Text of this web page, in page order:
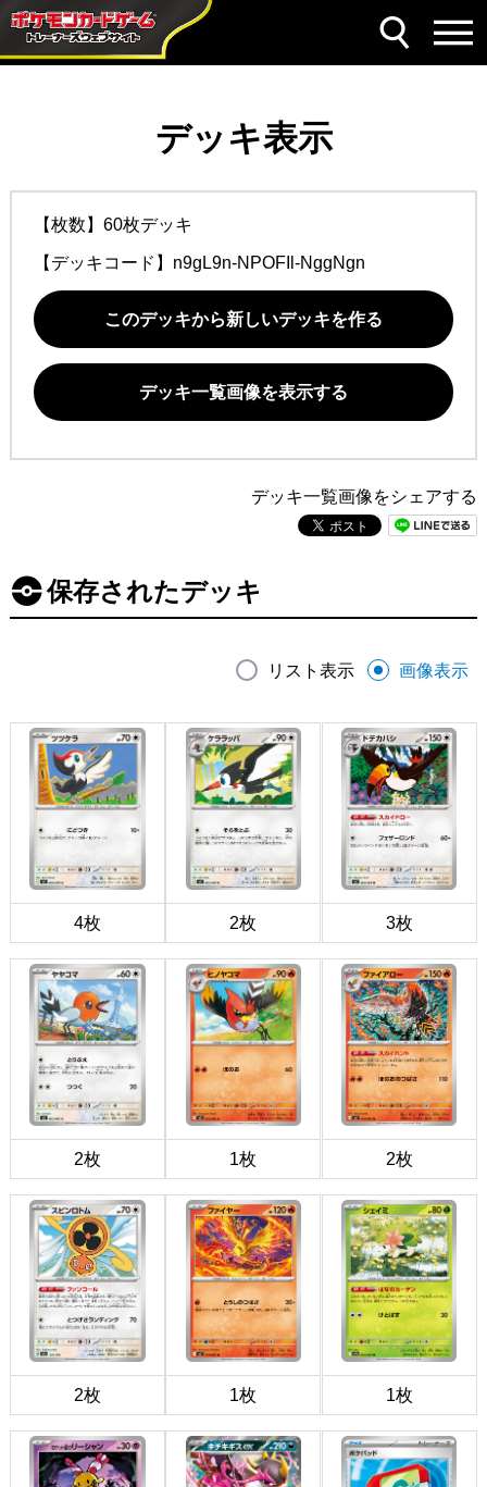
デッキ表示
【枚数】60枚デッキ
【デッキコード】 n9gL9n-NPOFIl-NggNgn
このデッキから新しいデッキを作る
デッキ一覧画像を表示する
デッキ一覧画像をシェアする
保存されたデッキ
リスト表示 画像表示
4枚 2枚 3枚
2枚 1枚 2枚
2枚 1枚 1枚